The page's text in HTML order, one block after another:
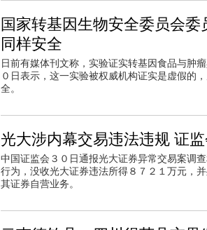
国家转基因生物安全委员会
同样安全
日前有媒体刊文称，实验证实转基因食品与肿
０日表示，这一实验被权威机构证实是虚假的
全。
光大涉内幕交易违法违规 证
中国证监会３０日通报光大证券异常交易案调
行为，没收光大证券违法所得８７２１万元，
其证券自营业务。